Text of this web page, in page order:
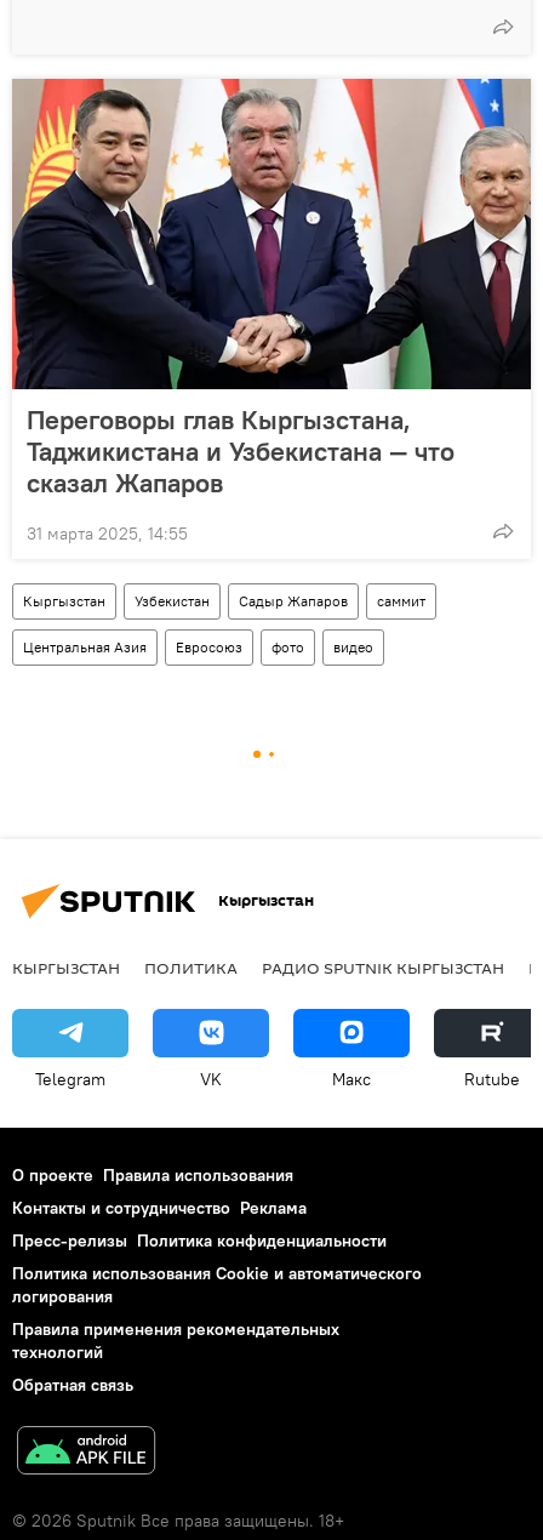
Переговоры глав Кыргызстана,
Таджикистана и Узбекистана — что
сказал Жапаров
31 марта 2025, 14:55
Кыргызстан Узбекистан Садыр Жапаров саммит
Центральная Азия Евросоюз фото видео
Кыргызстан
КЫРГЫЗСТАН ПОЛИТИКА РАДИО SPUTNIK КЫРГЫЗСТАН
Telegram VK Макс Rutube
О проекте Правила использования
Контакты и сотрудничество Реклама
Пресс-релизы Политика конфиденциальности
Политика использования Cookie и автоматического
логирования
Правила применения рекомендательных
технологий
Обратная связь
© 2026 Sputnik Все права защищены. 18+